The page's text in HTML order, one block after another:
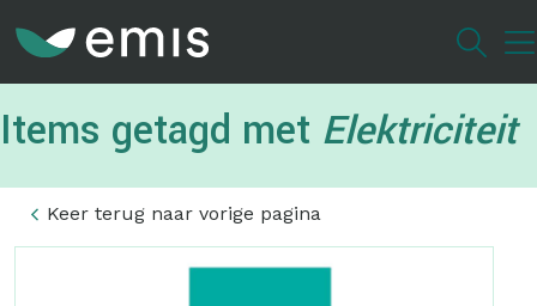
inhoud
Items getagd met Elektriciteit
Keer terug naar vorige pagina